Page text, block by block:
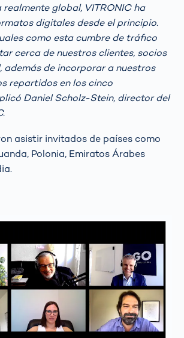
realmente global, VITRONIC ha
digitales desde el principio.
como esta cumbre de tráfico
cerca de nuestros clientes, socios
además de incorporar a nuestros
repartidos en los cinco
Daniel Scholz-Stein, director del
asistir invitados de países como
Polonia, Emiratos Árabes